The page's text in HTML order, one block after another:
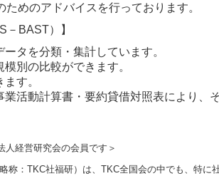
めのアドバイスを行っております。
－BAST）】
タを分類・集計しています。
別の比較ができます。
す。
活動計算書・要約貸借対照表により、
経営研究会の会員です＞
称：TKC社福研）は、TKC全国会の中でも、特に